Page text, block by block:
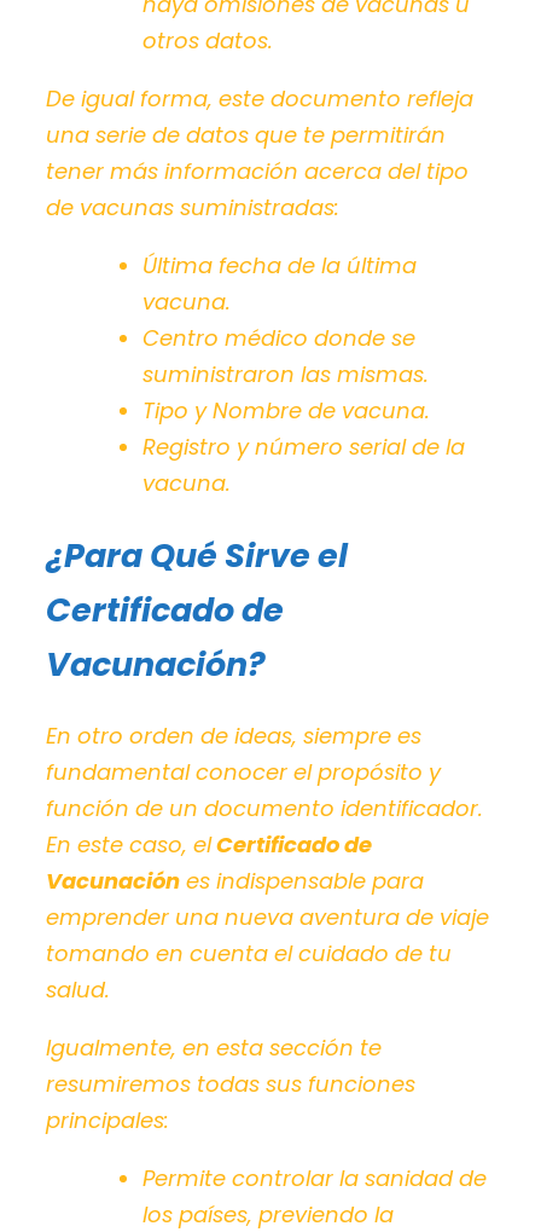
otros datos.
De igual forma, este documento refleja
una serie de datos que te permitirán
tener más información acerca del tipo
de vacunas suministradas:
Última fecha de la última
vacuna.
Centro médico donde se
suministraron las mismas.
Tipo y Nombre de vacuna.
Registro y número serial de la
vacuna.
¿Para Qué Sirve el
Certificado de
Vacunación?
En otro orden de ideas, siempre es
fundamental conocer el propósito y
función de un documento identificador.
En este caso, elCertificado de
Vacunación es indispensable para
emprender una nueva aventura de viaje
tomando en cuenta el cuidado de tu
salud.
Igualmente, en esta sección te
resumiremos todas sus funciones
principales:
Permite controlar la sanidad de
los países, previendo la